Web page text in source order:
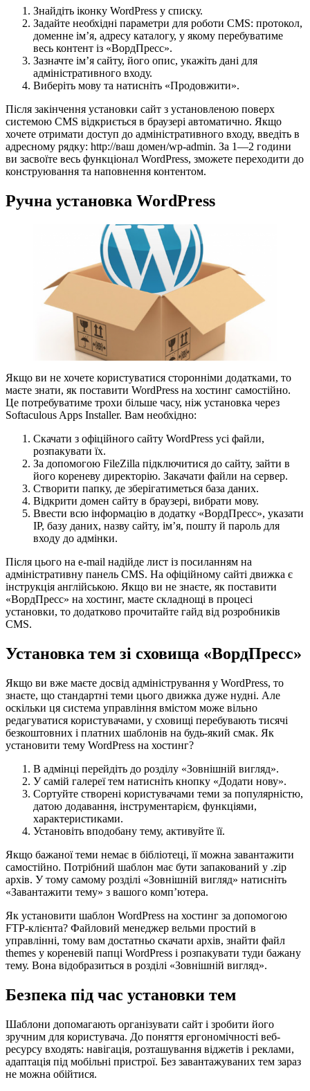
Знайдіть іконку WordPress у списку.
Задайте необхідні параметри для роботи CMS: протокол,
доменне ім’я, адресу каталогу, у якому перебуватиме
весь контент із «ВордПресс».
Зазначте ім’я сайту, його опис, укажіть дані для
адміністративного входу.
Виберіть мову та натисніть «Продовжити».
Після закінчення установки сайт з установленою поверх
системою CMS відкриється в браузері автоматично. Якщо
хочете отримати доступ до адміністративного входу, введіть в
адресному рядку: http://ваш домен/wp-admin. За 1—2 години
ви засвоїте весь функціонал WordPress, зможете переходити до
конструювання та наповнення контентом.
Ручна установка WordPress
Якщо ви не хочете користуватися сторонніми додатками, то
маєте знати, як поставити WordPress на хостинг самостійно.
Це потребуватиме трохи більше часу, ніж установка через
Softaculous Apps Installer. Вам необхідно:
Скачати з офіційного сайту WordPress усі файли,
розпакувати їх.
За допомогою FileZilla підключитися до сайту, зайти в
його кореневу директорію. Закачати файли на сервер.
Створити папку, де зберігатиметься база даних.
Відкрити домен сайту в браузері, вибрати мову.
Ввести всю інформацію в додатку «ВордПресс», указати
IP, базу даних, назву сайту, ім’я, пошту й пароль для
входу до адмінки.
Після цього на e-mail надійде лист із посиланням на
адміністративну панель CMS. На офіційному сайті движка є
інструкція англійською. Якщо ви не знаєте, як поставити
«ВордПресс» на хостинг, маєте складнощі в процесі
установки, то додатково прочитайте гайд від розробників
CMS.
Установка тем зі сховища «ВордПресс»
Якщо ви вже маєте досвід адміністрування у WordPress, то
знаєте, що стандартні теми цього движка дуже нудні. Але
оскільки ця система управління вмістом може вільно
редагуватися користувачами, у сховищі перебувають тисячі
безкоштовних і платних шаблонів на будь-який смак. Як
установити тему WordPress на хостинг?
В адмінці перейдіть до розділу «Зовнішній вигляд».
У самій галереї тем натисніть кнопку «Додати нову».
Сортуйте створені користувачами теми за популярністю,
датою додавання, інструментарієм, функціями,
характеристиками.
Установіть вподобану тему, активуйте її.
Якщо бажаної теми немає в бібліотеці, її можна завантажити
самостійно. Потрібний шаблон має бути запакований у .zip
архів. У тому самому розділі «Зовнішній вигляд» натисніть
«Завантажити тему» з вашого комп’ютера.
Як установити шаблон WordPress на хостинг за допомогою
FTP-клієнта? Файловий менеджер вельми простий в
управлінні, тому вам достатньо скачати архів, знайти файл
themes у кореневій папці WordPress і розпакувати туди бажану
тему. Вона відобразиться в розділі «Зовнішній вигляд».
Безпека під час установки тем
Шаблони допомагають організувати сайт і зробити його
зручним для користувача. До поняття ергономічності веб-
ресурсу входять: навігація, розташування віджетів і реклами,
адаптація під мобільні пристрої. Без завантажуваних тем зараз
не можна обійтися.